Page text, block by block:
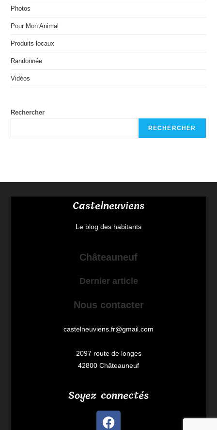
Photos
Pour Mon Animal
Produits locaux
Randonnée
Vidéos
Rechercher
RECHERCHER
Castelneuviens
Le blog des habitants
Châteauneuf
Dernier article
Nous contacter
castelneuviens.fr@gmail.com
2097 route de longes
42800 Châteauneuf
Soyez connectés